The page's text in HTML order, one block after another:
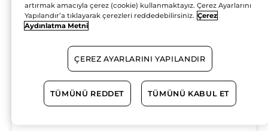
0212 574 10 64
Çalışma Saatleri
artırmak amacıyla çerez (cookie) kullanmaktayız. Çerez Ayarlarını
Yapılandır’a tıklayarak çerezleri reddedebilirsiniz. Çerez
Aydınlatma Metni
ÇEREZ AYARLARINI YAPILANDIR
TÜMÜNÜ REDDET TÜMÜNÜ KABUL ET